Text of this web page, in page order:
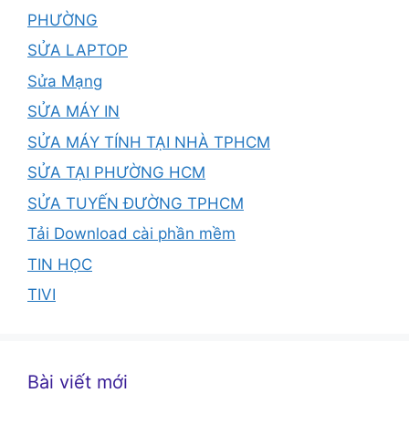
PHƯỜNG
SỬA LAPTOP
Sửa Mạng
SỬA MÁY IN
SỬA MÁY TÍNH TẠI NHÀ TPHCM
SỬA TẠI PHƯỜNG HCM
SỬA TUYẾN ĐƯỜNG TPHCM
Tải Download cài phần mềm
TIN HỌC
TIVI
Bài viết mới